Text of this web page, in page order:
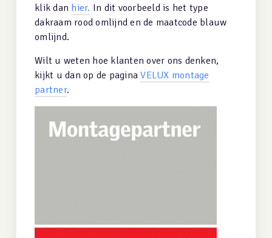
klik dan hier. In dit voorbeeld is het type
dakraam rood omlijnd en de maatcode blauw
omlijnd.
Wilt u weten hoe klanten over ons denken,
kijkt u dan op de paginaVELUX montage
partner.